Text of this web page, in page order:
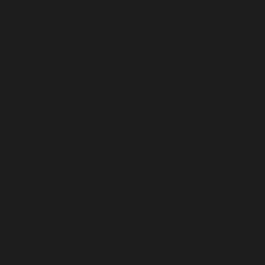
Kolejny
dostępny